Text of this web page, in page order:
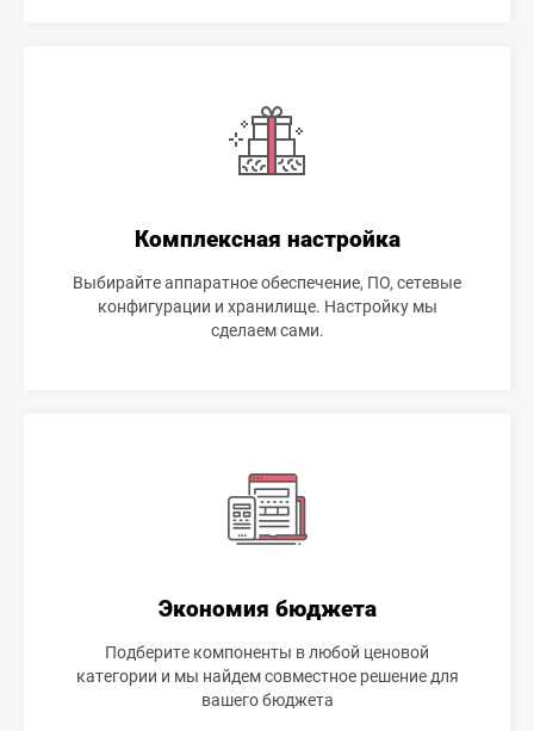
Комплексная настройка
Выбирайте аппаратное обеспечение, ПО, сетевые
конфигурации и хранилище. Настройку мы
сделаем сами.
Экономия бюджета
Подберите компоненты в любой ценовой
категории и мы найдем совместное решение для
вашего бюджета